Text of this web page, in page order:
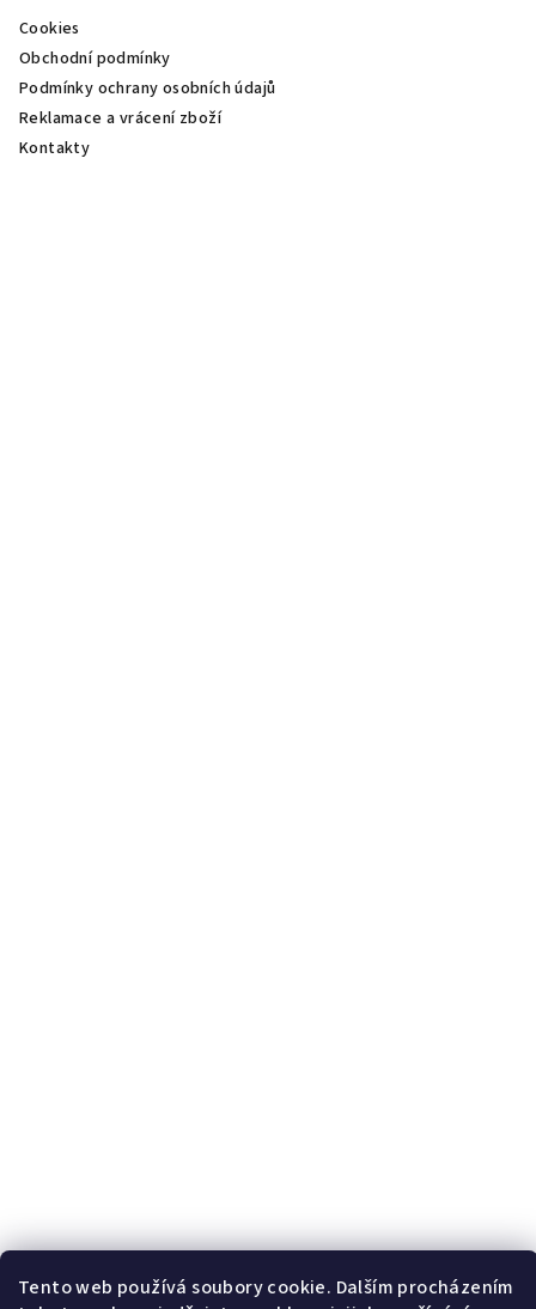
Tento web používá soubory cookie. Dalším procházením
Cookies
Obchodní podmínky
Podmínky ochrany osobních údajů
Reklamace a vrácení zboží
Kontakty